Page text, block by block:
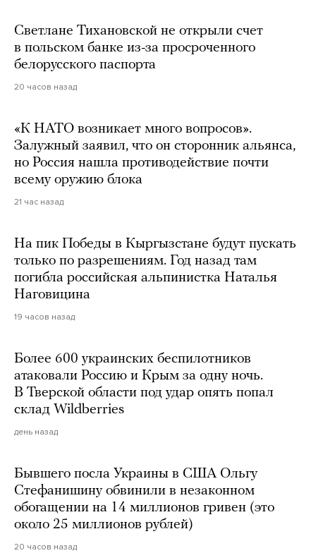
Светлане Тихановской не открыли счет
в польском банке из-за просроченного
белорусского паспорта
20 часов назад
«К НАТО возникает много вопросов».
Залужный заявил, что он сторонник альянса,
но Россия нашла противодействие почти
всему оружию блока
21 час назад
На пик Победы в Кыргызстане будут пускать
только по разрешениям. Год назад там
погибла российская альпинистка Наталья
Наговицина
19 часов назад
Более 600 украинских беспилотников
атаковали Россию и Крым за одну ночь.
В Тверской области под удар опять попал
склад Wildberries
день назад
Бывшего посла Украины в США Ольгу
Стефанишину обвинили в незаконном
обогащении на 14 миллионов гривен (это
около 25 миллионов рублей)
20 часов назад